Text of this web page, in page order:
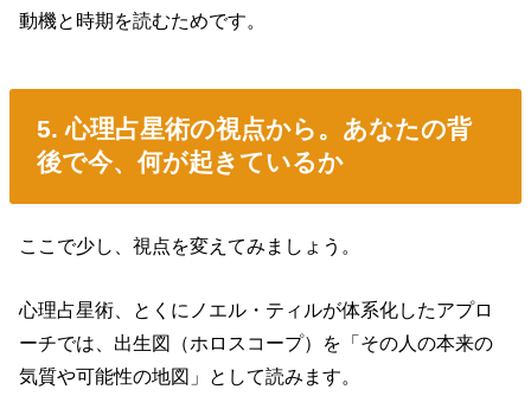
動機と時期を読むためです。
5. 心理占星術の視点から。あなたの背
後で今、何が起きているか
ここで少し、視点を変えてみましょう。
心理占星術、とくにノエル・ティルが体系化したアプロ
ーチでは、出生図（ホロスコープ）を「その人の本来の
気質や可能性の地図」として読みます。